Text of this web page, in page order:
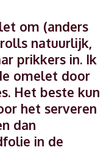
om (anders
natuurlijk,
prikkers in. Ik
omelet door
Het beste kun
het serveren
dan
in de